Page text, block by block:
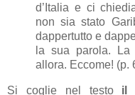
d’Italia e ci
non sia stato
dappertutto e
la sua parola. La
allora. Eccome! (p.
Si coglie nel testo il